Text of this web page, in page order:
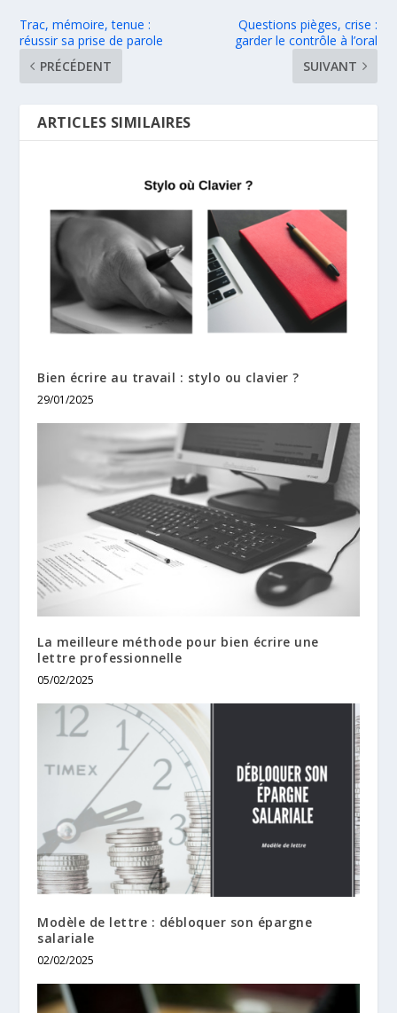
Trac, mémoire, tenue :
réussir sa prise de parole
PRÉCÉDENT
Questions pièges, crise :
garder le contrôle à l’oral
SUIVANT
ARTICLES SIMILAIRES
Bien écrire au travail : stylo ou clavier ?
29/01/2025
La meilleure méthode pour bien écrire une
lettre professionnelle
05/02/2025
Modèle de lettre : débloquer son épargne
salariale
02/02/2025